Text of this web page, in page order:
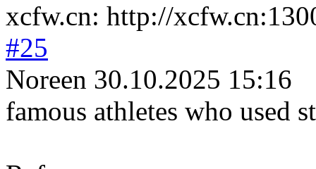
xcfw.cn: http://
#25
Noreen 30.10.2025 15:16
famous athletes who used